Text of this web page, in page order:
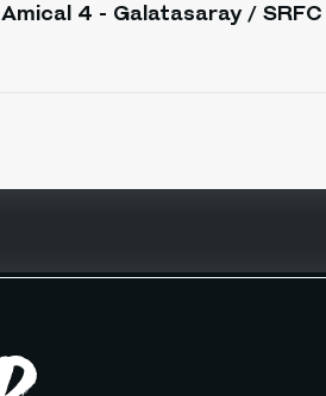
Amical 4 - Galatasaray /